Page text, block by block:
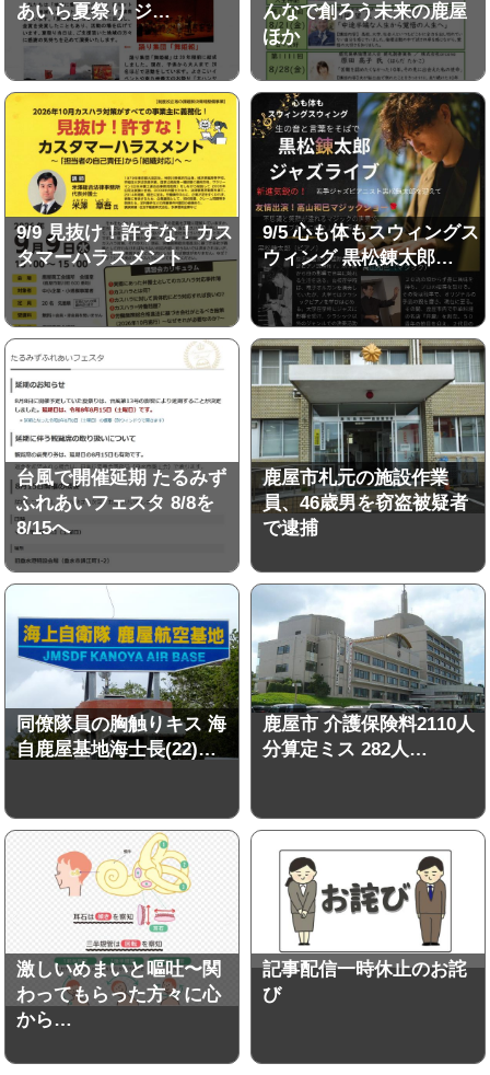
あいら夏祭り ジ…
んなで創ろう未来の鹿屋
ほか
9/9 見抜け！許すな！カス
タマーハラスメント
9/5 心も体もスウィングス
ウィング 黒松錬太郎…
台風で開催延期 たるみず
ふれあいフェスタ 8/8を
8/15へ
鹿屋市札元の施設作業
員、46歳男を窃盗被疑者
で逮捕
同僚隊員の胸触りキス 海
自鹿屋基地海士長(22)…
鹿屋市 介護保険料2110人
分算定ミス 282人…
激しいめまいと嘔吐〜関
わってもらった方々に心
から…
記事配信一時休止のお詫
び